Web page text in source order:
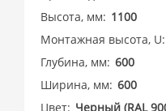
Высота, мм
1100
Монтажная высота, U
Глубина, мм 600
Ширина, мм 600
Цвет Черный (RAL